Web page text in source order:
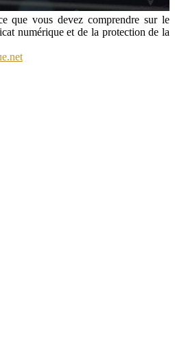
que vous devez comprendre sur le
numérique et de la protection de la